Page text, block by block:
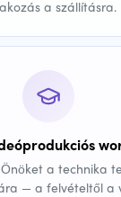
a szállításra.
a technika
— a felvételtől a